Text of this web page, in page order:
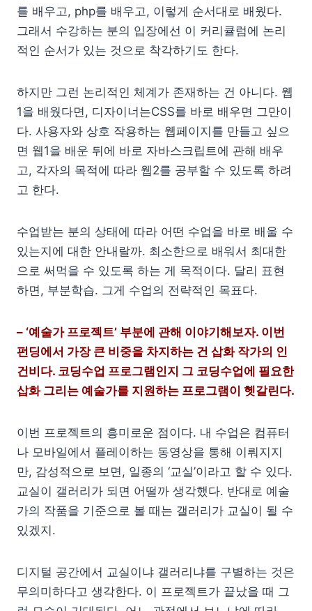
를 배우고, php를 배우고, 이렇게 순서대로 배웠다.
그래서 수강하는 분의 입장에선 이 커리큘럼에 논리
적인 순서가 있는 것으로 착각하기도 한다.
하지만 그런 논리적인 체계가 존재하는 건 아니다. 웹
1을 배웠다면, 디자이너는CSS를 바로 배우면 그만이
다. 사용자와 상호 작용하는 웹페이지를 만들고 싶으
면 웹1을 배운 뒤에 바로 자바스크립트에 관해 배우
고, 각자의 목적에 따라 웹2를 공부할 수 있도록 하려
고 한다.
수업받는 분의 상태에 따라 어떤 수업을 바로 배울 수
있는지에 대한 안내랄까. 최소한으로 배워서 최대한
으로 써먹을 수 있도록 하는 게 목적이다. 달리 표현
하면, 부분학습. 그게 수업의 전략적인 목표다.
– ‘예술가 프로젝트’ 부분에 관해 이야기해보자. 이번
펀딩에서 가장 큰 비중을 차지하는 건 삽화 작가의 인
건비다. 코딩수업 프로그램인지 그 코딩수업에 필요한
삽화 그리는 예술가를 지원하는 프로그램이 헷갈린다.
이번 프로젝트의 흥미로운 점이다. 내 수업은 컴퓨터
나 모바일에서 플레이하는 동영상을 통해 이뤄지지
만, 감성적으로 보면, 일종의 ‘교실’이라고 할 수 있다.
교실이 갤러리가 되면 어떨까 생각했다. 반대로 예술
가의 작품을 기준으로 볼 때는 갤러리가 교실이 될 수
있겠지.
디지털 공간에서 교실이냐 갤러리냐를 구별하는 것은
무의미하다고 생각한다. 이 프로젝트가 끝났을 때 그